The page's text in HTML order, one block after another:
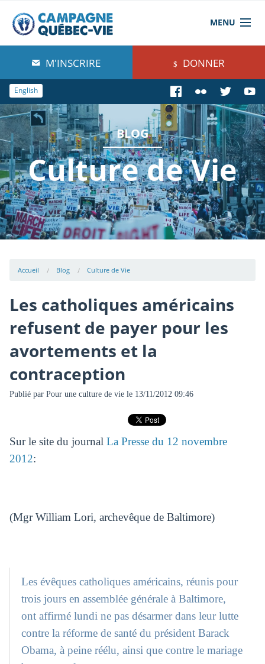
MENU
À propos de nous
Blog
Comprendre
Agir
Boutique
M'INSCRIRE DONNER
English
BLOG
Culture de Vie
Accueil Blog Culture de Vie
Les catholiques américains
refusent de payer pour les
avortements et la
contraception
Publié par Pour une culture de viele 13/11/2012 09:46
Sur le site du journal La Presse du 12 novembre
2012:
(Mgr William Lori, archevêque de Baltimore)
Les évêques catholiques américains, réunis pour
trois jours en assemblée générale à Baltimore,
ont affirmé lundi ne pas désarmer dans leur lutte
contre la réforme de santé du président Barack
Obama, à peine réélu, ainsi que contre le mariage